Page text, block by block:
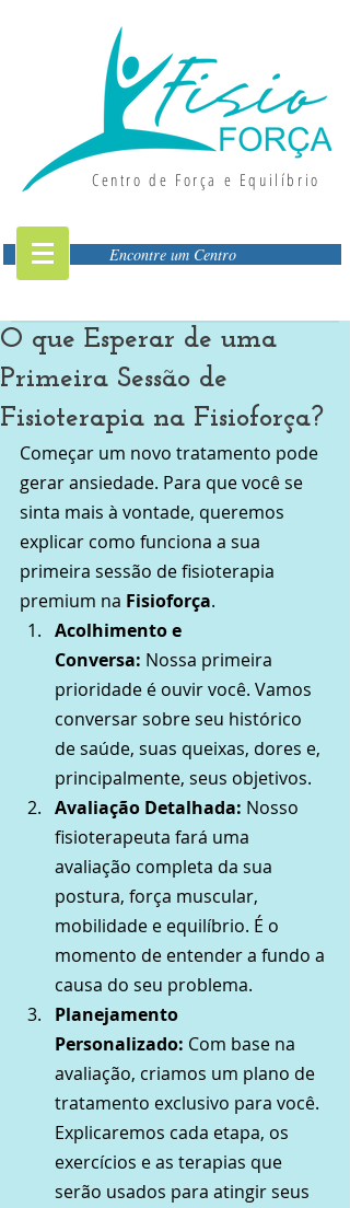
Centro de Força e Equilíbrio
Encontre um Centro
O que Esperar de uma
Primeira Sessão de
Fisioterapia na Fisioforça?
Começar um novo tratamento pode
gerar ansiedade. Para que você se
sinta mais à vontade, queremos
explicar como funciona a sua
primeira sessão de fisioterapia
premium na Fisioforça.
Acolhimento e
Conversa: Nossa primeira
prioridade é ouvir você. Vamos
conversar sobre seu histórico
de saúde, suas queixas, dores e,
principalmente, seus objetivos.
Avaliação Detalhada: Nosso
fisioterapeuta fará uma
avaliação completa da sua
postura, força muscular,
mobilidade e equilíbrio. É o
momento de entender a fundo a
causa do seu problema.
Planejamento
Personalizado: Com base na
avaliação, criamos um plano de
tratamento exclusivo para você.
Explicaremos cada etapa, os
exercícios e as terapias que
serão usados para atingir seus